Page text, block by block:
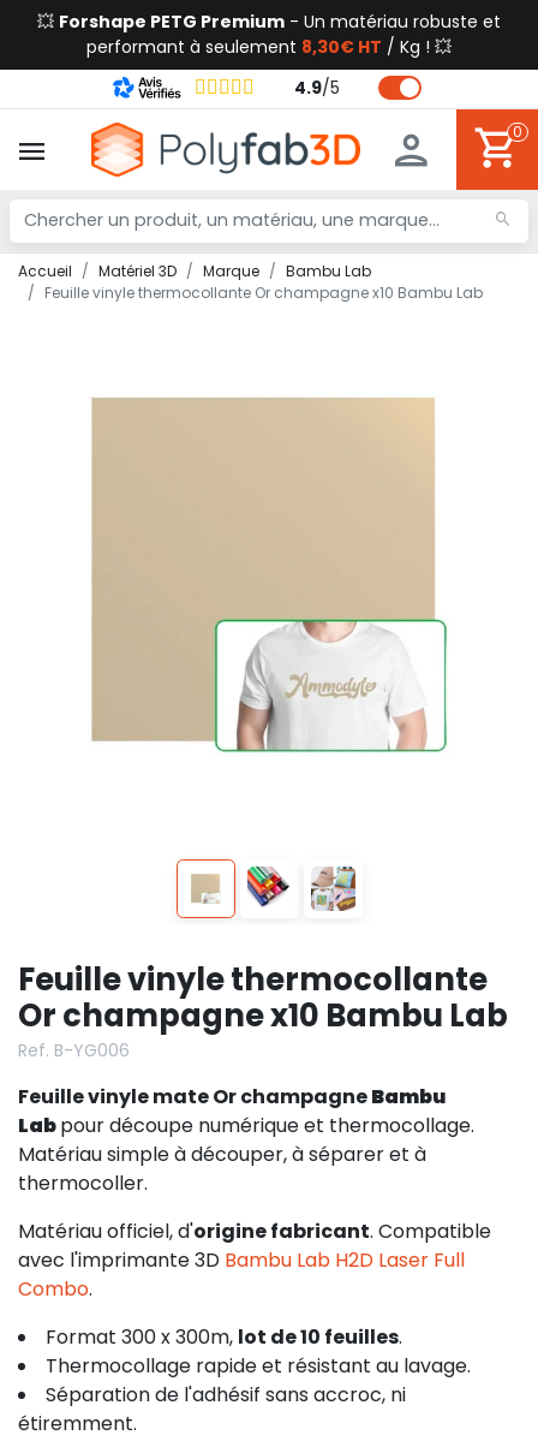
💥 Forshape PETG Premium - Un matériau robuste et
performant à seulement 8,30€ HT / Kg ! 💥
4.9/5
0
Accueil Matériel 3D Marque
Bambu Lab
Feuille vinyle thermocollante Or champagne x10 Bambu Lab
Feuille vinyle thermocollante
Or champagne x10 Bambu Lab
Ref. B-YG006
Feuille vinyle mate Or champagneBambu
Labpour découpe numérique et thermocollage.
Matériau simple à découper, à séparer et à
thermocoller.
Matériau officiel, d'origine fabricant. Compatible
avec l'imprimante 3D Bambu Lab H2D Laser Full
Combo.
Format 300 x 300m, lot de 10 feuilles.
Thermocollage rapide et résistant au lavage.
Séparation de l'adhésif sans accroc, ni
étiremment.